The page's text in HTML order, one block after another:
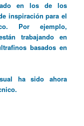
en los de los
inspiración para el
Por ejemplo,
trabajando en
basados en
ha sido ahora